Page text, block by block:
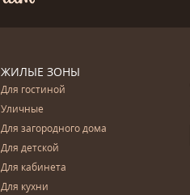
ЖИЛЫЕ ЗОНЫ
Для гостиной
Уличные
Для загородного дома
Для детской
Для кабинета
Для кухни